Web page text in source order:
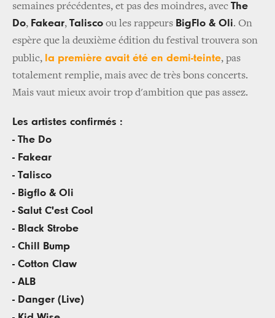
semaines précédentes, et pas des moindres, avec The
Do, Fakear, Talisco ou les rappeurs BigFlo & Oli. On
espère que la deuxième édition du festival trouvera son
public, la première avait été en demi-teinte, pas
totalement remplie, mais avec de très bons concerts.
Mais vaut mieux avoir trop d'ambition que pas assez.
Les artistes confirmés :
- The Do
- Fakear
- Talisco
- Bigflo & Oli
- Salut C'est Cool
- Black Strobe
- Chill Bump
- Cotton Claw
- ALB
- Danger (Live)